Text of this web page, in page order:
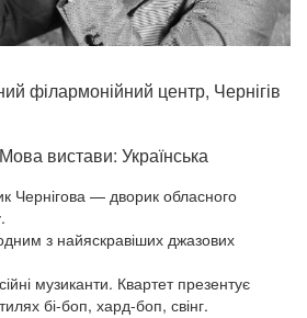
філармонійний центр, Чернігів
Мова вистави: Українська
Чернігова — дворик обласного
з найяскравіших джазових
музиканти. Квартет презентує
бі-боп, хард-боп, свінг.